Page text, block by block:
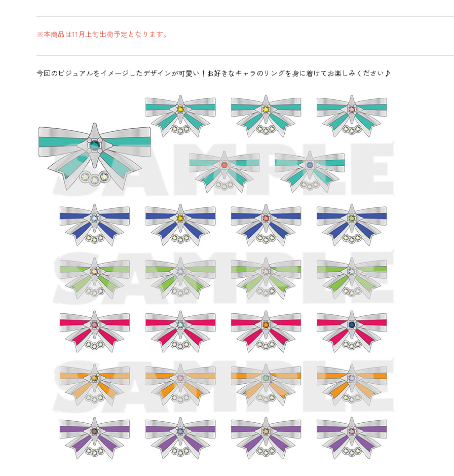
※本商品は11月上旬出荷予定となります。
今回のビジュアルをイメージしたデザインが可愛い！お好きなキャラのリングを身に着けてお楽しみください♪